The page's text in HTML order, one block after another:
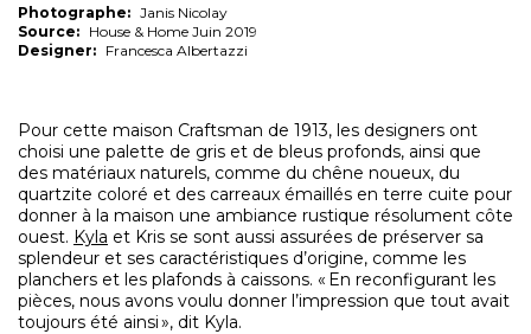
Photographe: Janis Nicolay
Source: House & Home Juin 2019
Designer: Francesca Albertazzi
Pour cette maison Craftsman de 1913, les designers ont
choisi une palette de gris et de bleus profonds, ainsi que
des matériaux naturels, comme du chêne noueux, du
quartzite coloré et des carreaux émaillés en terre cuite pour
donner à la maison une ambiance rustique résolument côte
ouest. Kyla et Kris se sont aussi assurées de préserver sa
splendeur et ses caractéristiques d’origine, comme les
planchers et les plafonds à caissons. « En reconfigurant les
pièces, nous avons voulu donner l’impression que tout avait
toujours été ainsi », dit Kyla.